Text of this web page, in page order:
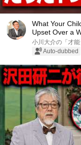
What Your
Upset Over a
小川大介の「才能
Auto-dubbed